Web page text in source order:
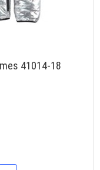
41014-18